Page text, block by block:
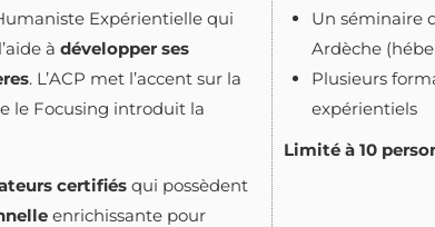
Expérientielle qui
à développer ses
. L’ACP met l’accent sur la
le Focusing introduit la
certifiés qui possèdent
enrichissante pour
Un séminaire
Ardèche
Plusieurs
expérientiels
Limité à 10